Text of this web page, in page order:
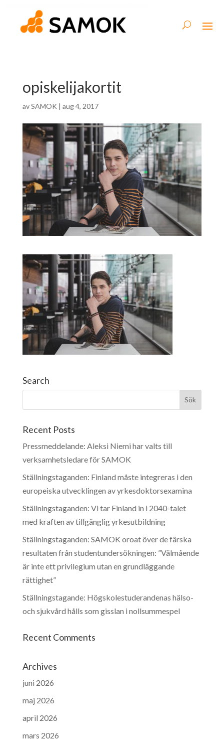
opiskelijakortit
avSAMOK | aug 4, 2017
Search
Recent Posts
Pressmeddelande: Aleksi Niemi har valts till
verksamhetsledare för SAMOK
Ställningstaganden: Finland måste integreras i den
europeiska utvecklingen av yrkesdoktorsexamina
Ställningstaganden: Vi tar Finland in i 2040-talet
med kraften av tillgänglig yrkesutbildning
Ställningstaganden: SAMOK oroat över de färska
resultaten från studentundersökningen: ”Välmående
är inte ett privilegium utan en grundläggande
rättighet”
Ställningstagande: Högskolestuderandenas hälso-
och sjukvård hålls som gisslan i nollsummespel
Recent Comments
Archives
juni 2026
maj 2026
april 2026
mars 2026